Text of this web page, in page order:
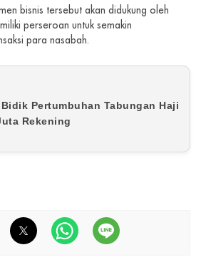
bisnis tersebut akan didukung oleh
perseroan untuk semakin
para nasabah.
Bidik Pertumbuhan Tabungan Haji
Rekening